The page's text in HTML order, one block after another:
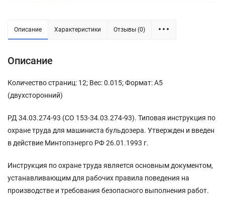
Описание Характеристики Отзывы (0)
Описание
Количество страниц: 12; Вес: 0.015; Формат: А5
(двухсторонний)
РД 34.03.274-93 (СО 153-34.03.274-93). Типовая инструкция по
охране труда для машиниста бульдозера. Утвержден и введен
в действие Минтопэнерго РФ 26.01.1993 г.
Инструкция по охране труда является основным документом,
устанавливающим для рабочих правила поведения на
производстве и требования безопасного выполнения работ.